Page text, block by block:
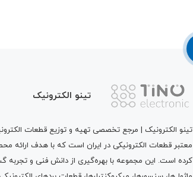
تینو الکترونیک
تینو الکترونیک | مرجع تخصصی تهیه و توزیع قطعات
معتبر قطعات الکترونیکی در ایران است که با هدف ارائه
کرده است. این مجموعه با بهره‌گیری از دانش فنی و تجربه